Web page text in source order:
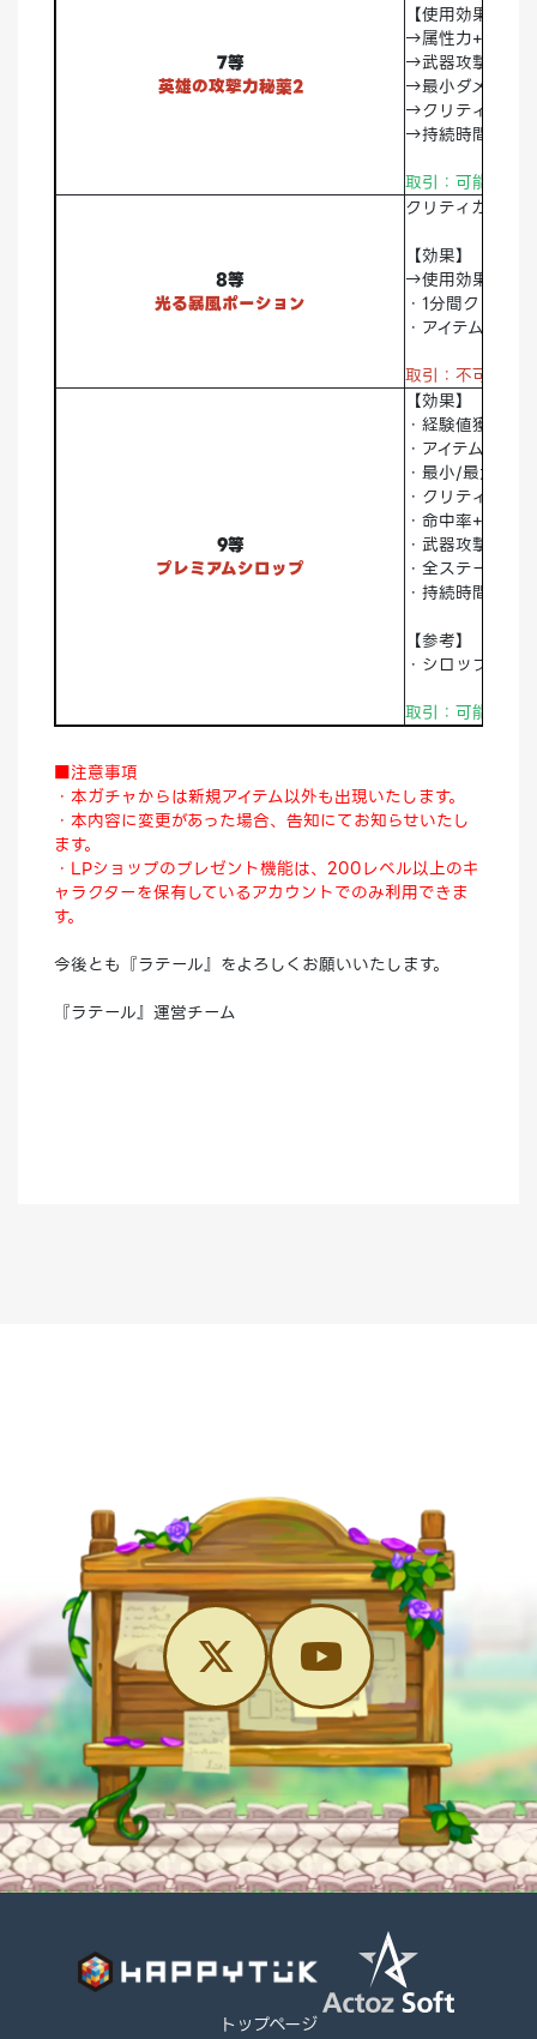
7等
英雄の攻撃力秘薬2
【使用効果】
→属性力+10%
→武器攻撃力
→最小ダメージ
→クリティカル
→持続時間：1時
取引：可能 破棄
8等
光る暴風ポーション
クリティカル確
【効果】
→使用効果
・1分間クリテ
・アイテムドロ
取引：不可
9等
プレミアムシロップ
【効果】
・経験値獲得
・アイテムドロ
・最小/最大ダ
・クリティカル
・命中率+20％
・武器攻撃力/
・全ステータス
・持続時間：2
【参考】
・シロップと同
取引：可能 破棄
■注意事項
・本ガチャからは新規アイテム以外も出現いたします。
・本内容に変更があった場合、告知にてお知らせいたし
ます。
・LPショップのプレゼント機能は、200レベル以上のキ
ャラクターを保有しているアカウントでのみ利用できま
す。
今後とも『ラテール』をよろしくお願いいたします。
『ラテール』運営チーム
トップページ